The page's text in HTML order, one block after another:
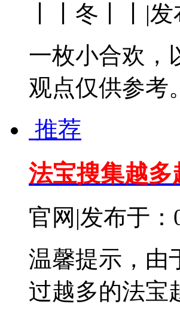
丨丨冬丨丨 |发
一枚小合欢，
观点仅供参考。
推荐
法宝搜集越
官网 |发布于：
温馨提示，由
过越多的法宝